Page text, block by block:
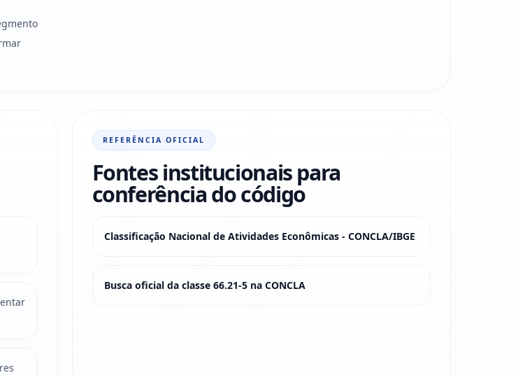
REFERÊNCIA OFICIAL
Fontes institucionais para
conferência do código
Classificação Nacional de Atividades Econômicas - CONCLA/IBGE
Busca oficial da classe 66.21-5 na CONCLA